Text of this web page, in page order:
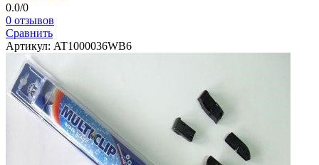
0.0/0
0 отзывов
Сравнить
Артикул: AT1000036WB6